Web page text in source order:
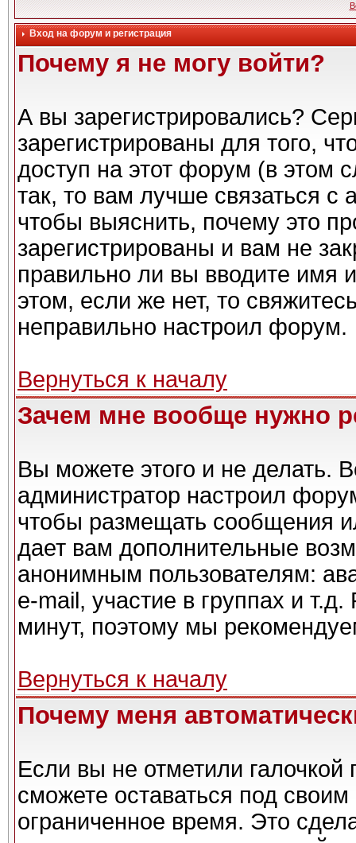
Вход на форум и регистрация
Почему я не могу войти?
А вы зарегистрировались?
зарегистрированы для того,
доступ на этот форум (в этом
так, то вам лучше связаться
чтобы выяснить, почему это
зарегистрированы и вам не
правильно ли вы вводите
этом, если же нет, то
неправильно настроил форум.
Вернуться к началу
Зачем мне вообще нужно
Вы можете этого и не делать.
администратор настроил
чтобы размещать сообщения
дает вам дополнительные
анонимным пользователям:
e-mail, участие в группах и
минут, поэтому мы
Вернуться к началу
Почему меня
Если вы не отметили галочкой
сможете оставаться под
ограниченное время. Это